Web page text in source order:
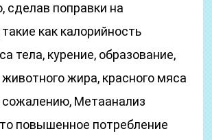
сделав поправки на
как калорийность
тела, курение, образование,
жира, красного мяса
сожалению, Метаанализ
повышенное потребление